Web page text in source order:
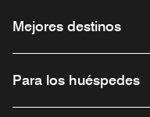
Mejores destinos
Para los huéspedes